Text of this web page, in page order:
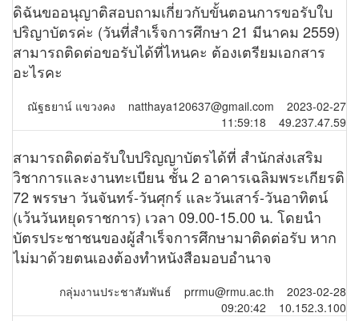
ดิฉันขออนุญาติสอบถามเกี่ยวกับขั้นตอนการขอรับใบ
ปริญาบัตรค่ะ (วันที่สำเร็จการศึกษา 21 มีนาคม 2559)
สามารถติดต่อขอรับได้ที่ไหนคะ ต้องเตรียมเอกสาร
อะไรคะ
ณัฐธยาน์ แขวงคง natthaya120637@gmail.com 2023-02-27
11:59:18 49.237.47.59
สามารถติดต่อรับใบปริญญาบัตรได้ที่ สำนักส่งเสริม
วิชาการและงานทะเบียน ชั้น 2 อาคารเฉลิมพระเกียรติ
72 พรรษา วันจันทร์-วันศุกร์ และวันเสาร์-วันอาทิตน์
(เว้นวันหยุดราชการ) เวลา 09.00-15.00 น. โดยนำ
บัตรประชาชนของผู้สำเร็จการศึกษามาติดต่อรับ หาก
ไม่มาด้วยตนเองต้องทำหนังสือมอบอำนาจ
กลุ่มงานประชาสัมพันธ์ prrmu@rmu.ac.th 2023-02-28
09:20:42 10.152.3.100